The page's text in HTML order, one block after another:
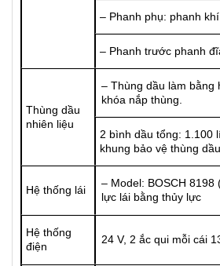
– Phanh phụ: phanh
– Phanh trước phanh
Thùng dầu
nhiên liệu
– Thùng dầu làm bằng
khóa nắp thùng.
2 bình dầu tổng: 1.100
khung bảo vệ thùng dầu
Hệ thống lái
– Model: BOSCH
lực lái bằng thủy lực
Hệ thống
điện
24 V, 2 ắc qui mỗi cái